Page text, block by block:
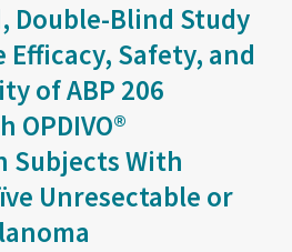
Double-Blind Study
Safety, and
of ABP 206
OPDIVO®
Subjects With
Unresectable or